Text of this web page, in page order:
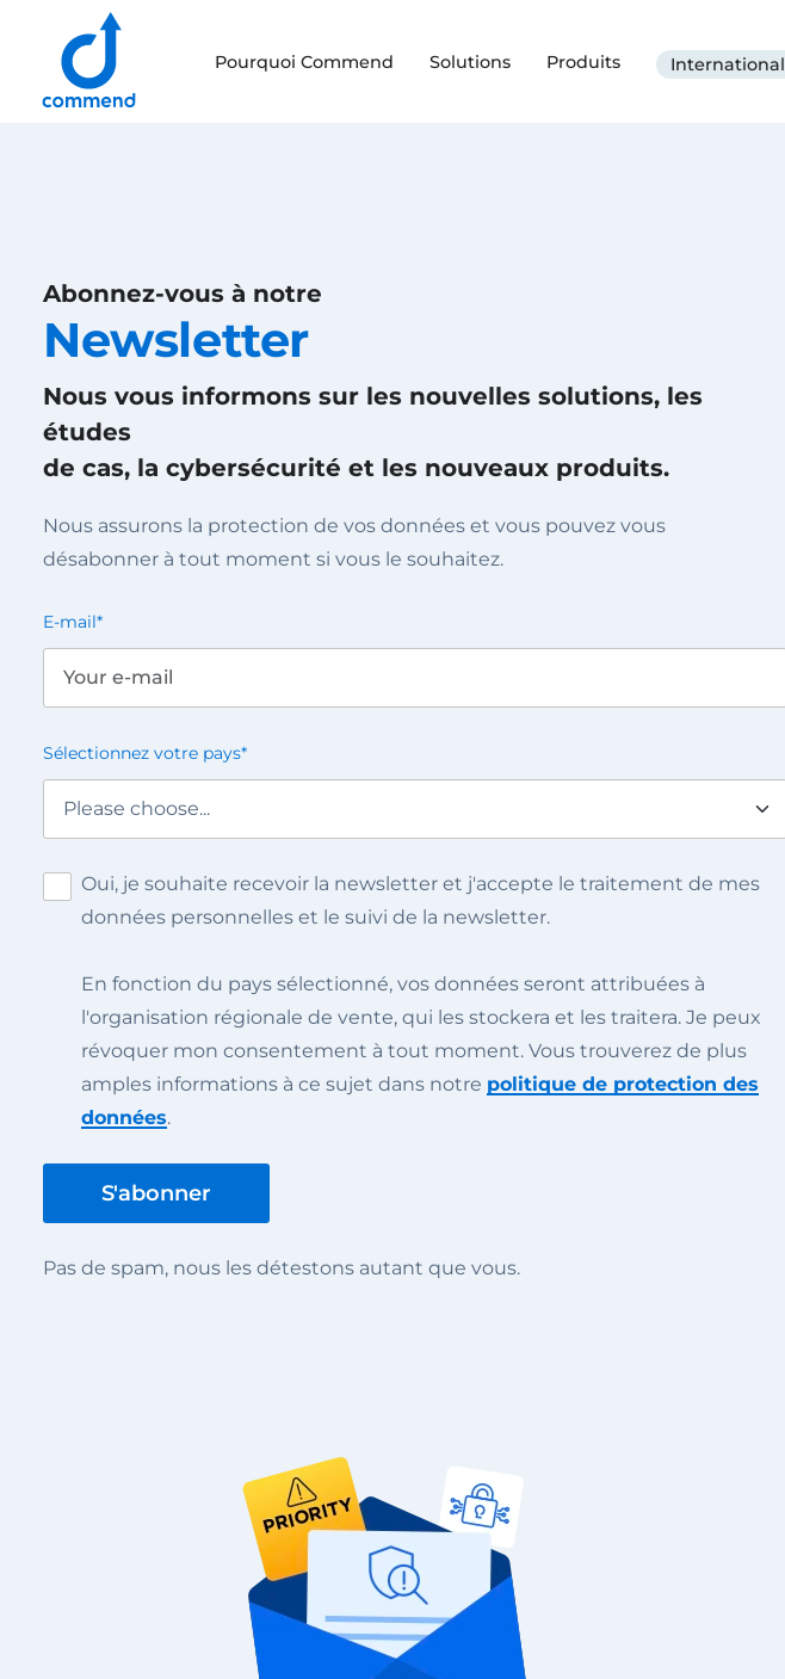
Scroll to content
Pourquoi Commend Solutions Produits International
Abonnez-vous à notre
Newsletter
Nous vous informons sur les nouvelles solutions, les
études
de cas, la cybersécurité et les nouveaux produits.
Nous assurons la protection de vos données et vous pouvez vous
désabonner à tout moment si vous le souhaitez.
E-mail*
Sélectionnez votre pays*
Oui, je souhaite recevoir la newsletter et j'accepte le traitement de mes
données personnelles et le suivi de la newsletter.
En fonction du pays sélectionné, vos données seront attribuées à
l'organisation régionale de vente, qui les stockera et les traitera. Je peux
révoquer mon consentement à tout moment. Vous trouverez de plus
amples informations à ce sujet dans notre politique de protection des
données.
Pas de spam, nous les détestons autant que vous.